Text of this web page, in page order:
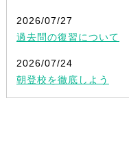
2026/07/27
過去問の復習について
2026/07/24
朝登校を徹底しよう